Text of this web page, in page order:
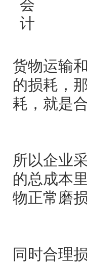
货物运输
的损耗，
耗，就是
所以企业
的总成本
物正常磨
同时合理